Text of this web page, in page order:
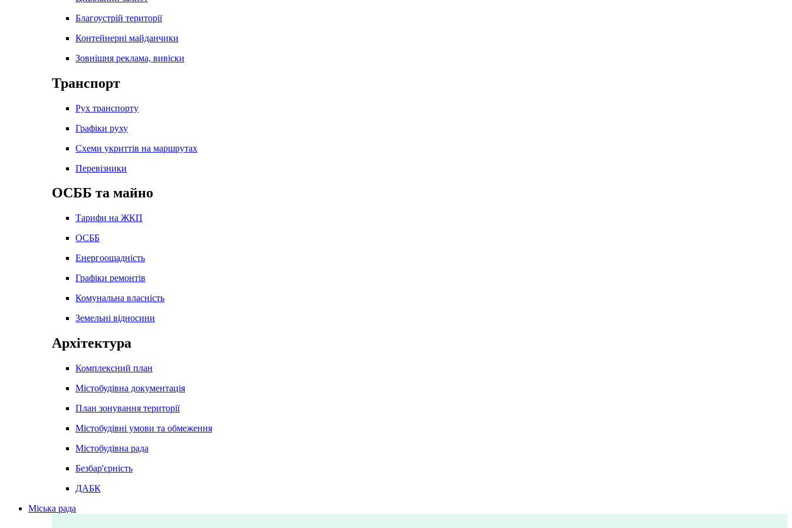
Благоустрій території
Контейнерні майданчики
Зовнішня реклама, вивіски
Транспорт
Рух транспорту
Графіки руху
Схеми укриттів на маршрутах
Перевізники
ОСББ та майно
Тарифи на ЖКП
ОСББ
Енергоощадність
Графіки ремонтів
Комунальна власність
Земельні відносини
Архітектура
Комплексний план
Містобудівна документація
План зонування території
Містобудівні умови та обмеження
Містобудівна рада
Безбар'єрність
ДАБК
Міська рада